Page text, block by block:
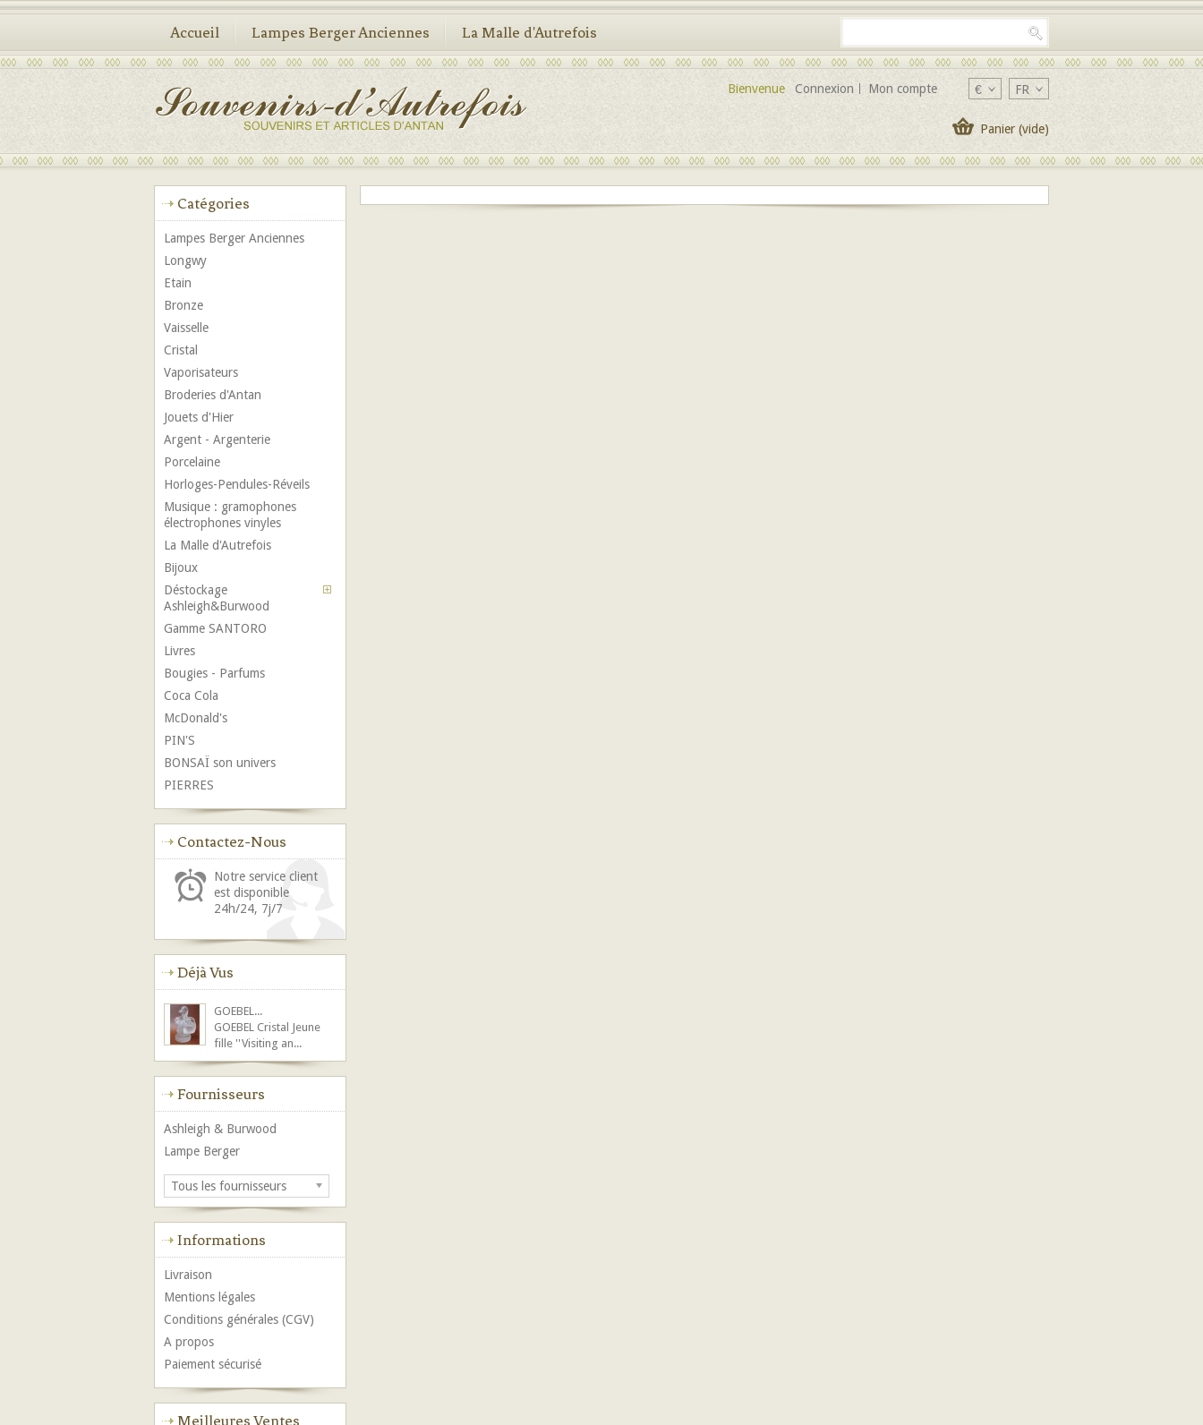
FR
€
Panier (vide)
Bienvenue Connexion Mon compte
Accueil Lampes Berger Anciennes La Malle d'Autrefois
Catégories
Lampes Berger Anciennes
Longwy
Etain
Bronze
Vaisselle
Cristal
Vaporisateurs
Broderies d'Antan
Jouets d'Hier
Argent - Argenterie
Porcelaine
Horloges-Pendules-Réveils
Musique : gramophones
électrophones vinyles
La Malle d'Autrefois
Bijoux
Déstockage
Ashleigh&Burwood
Gamme SANTORO
Livres
Bougies - Parfums
Coca Cola
McDonald's
PIN'S
BONSAÏ son univers
PIERRES
Contactez-Nous
Notre service client
est disponible
24h/24, 7j/7
Déjà Vus
GOEBEL...
GOEBEL Cristal Jeune
fille ''Visiting an...
Fournisseurs
Ashleigh & Burwood
Lampe Berger
Tous les fournisseurs
Informations
Livraison
Mentions légales
Conditions générales (CGV)
A propos
Paiement sécurisé
Meilleures Ventes